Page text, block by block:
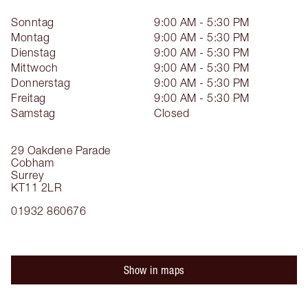
29 Oakdene Parade
Cobham
Surrey
KT11 2LR
01932 860676
Sonntag
9:00 AM - 5:30 PM
Montag
9:00 AM - 5:30 PM
Dienstag
9:00 AM - 5:30 PM
Mittwoch
9:00 AM - 5:30 PM
Donnerstag
9:00 AM - 5:30 PM
Freitag
9:00 AM - 5:30 PM
Samstag
Closed
Show in maps